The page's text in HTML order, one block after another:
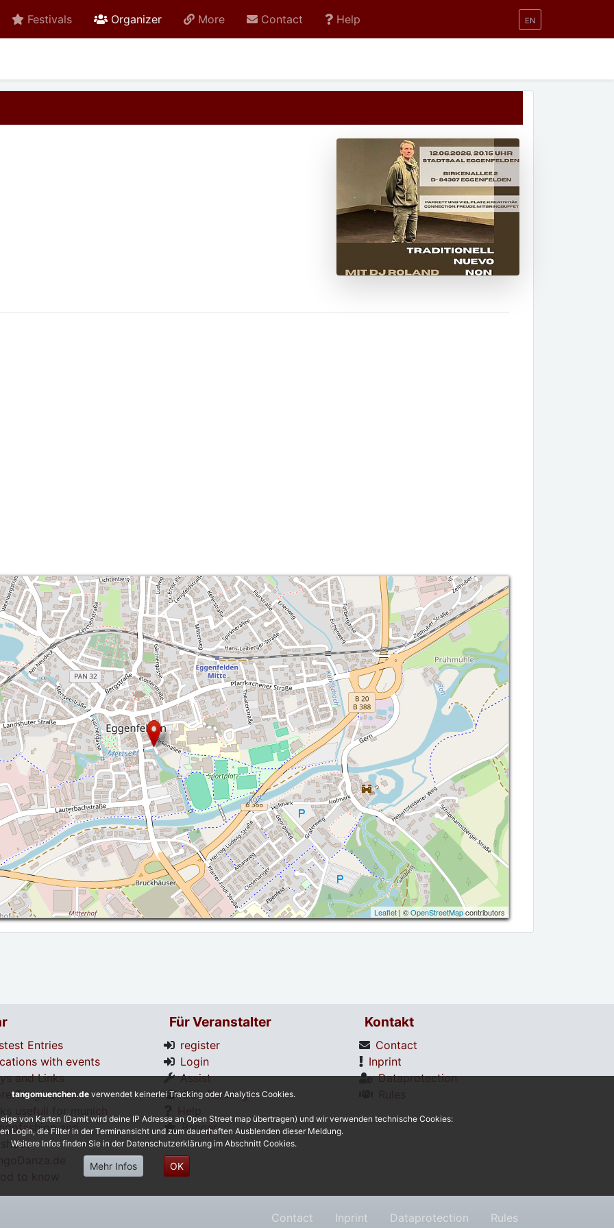
Festivals Organizeractive More Contact Help EN
Leaflet| ©OpenStreetMapcontributors
Entries
with events
and Links
Tango Links
and
Für Veranstalter
register
Login
Assist
Edit Ranking
Banner
Kontakt
Contact
Inprint
Dataprotection
Contact Inprint Dataprotection Rules
tangomuenchen.de verwendet keinerlei Tracking oder Analytics Cookies.
von Karten (Damit wird deine IP Adresse an Open Street map übertragen) und wir verwenden technische Cookies:
Login, die Filter in der Terminansicht und zum dauerhaften Ausblenden dieser Meldung.
Weitere Infos finden Sie in der Datenschutzerklärung im Abschnitt Cookies.
Mehr Infos OK